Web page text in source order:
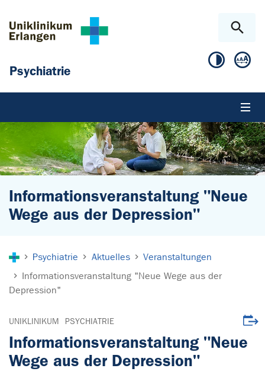
Psychiatrie
Informationsveranstaltung "Neue
Wege aus der Depression"
Psychiatrie Aktuelles
Veranstaltungen
Informationsveranstaltung "Neue Wege aus der
Depression"
UNIKLINIKUM PSYCHIATRIE
Informationsveranstaltung "Neue
Wege aus der Depression"